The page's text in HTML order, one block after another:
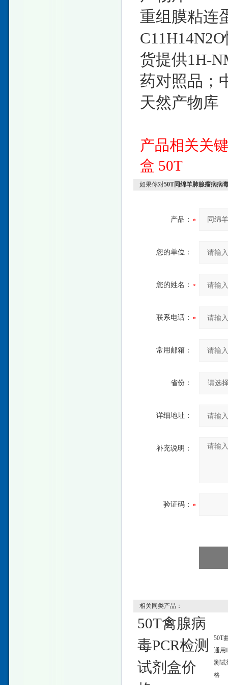
重组膜粘连
货提供1H-
药对照品；
天然产物库
产品相关关
盒 50T
如果你对50T同绵羊肺腺瘤病病
产品：
您的单位：
您的姓名：
联系电话：
常用邮箱：
省份：
详细地址：
补充说明：
验证码：
相关同类产品：
50T禽腺病
毒PCR检测
试剂盒价
50T
通用
测试
格